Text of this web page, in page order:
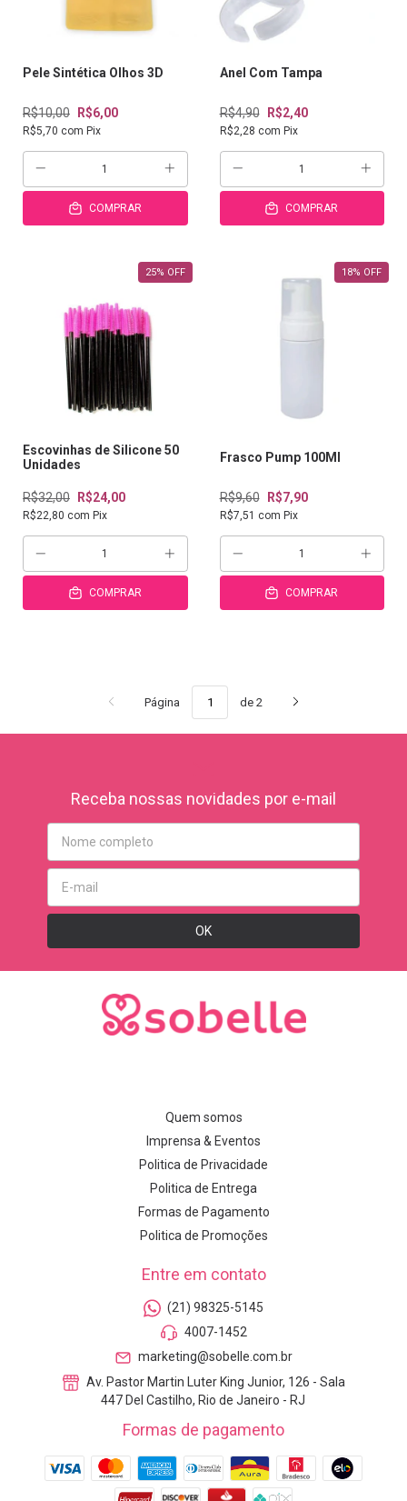
Pele Sintética Olhos 3D
R$10,00 R$6,00
R$5,70 com Pix
COMPRAR
Anel Com Tampa
R$4,90 R$2,40
R$2,28 com Pix
COMPRAR
25% OFF
Escovinhas de Silicone 50
Unidades
R$32,00 R$24,00
R$22,80 com Pix
COMPRAR
18% OFF
Frasco Pump 100Ml
R$9,60 R$7,90
R$7,51 com Pix
COMPRAR
Página de 2
Receba nossas novidades por e-mail
Quem somos
Imprensa & Eventos
Politica de Privacidade
Politica de Entrega
Formas de Pagamento
Politica de Promoções
Entre em contato
(21) 98325-5145
4007-1452
marketing@sobelle.com.br
Av. Pastor Martin Luter King Junior, 126 - Sala
447 Del Castilho, Rio de Janeiro - RJ
Formas de pagamento